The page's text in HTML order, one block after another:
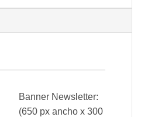
Banner Newsletter:
(650 px ancho x 300